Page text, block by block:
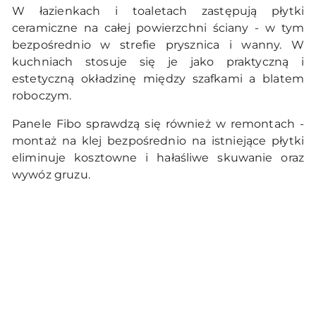
W łazienkach i toaletach zastępują płytki
ceramiczne na całej powierzchni ściany - w tym
bezpośrednio w strefie prysznica i wanny. W
kuchniach stosuje się je jako praktyczną i
estetyczną okładzinę między szafkami a blatem
roboczym.
Panele Fibo sprawdzą się również w remontach -
montaż na klej bezpośrednio na istniejące płytki
eliminuje kosztowne i hałaśliwe skuwanie oraz
wywóz gruzu.